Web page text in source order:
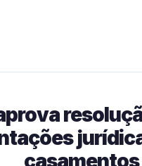
casamentos